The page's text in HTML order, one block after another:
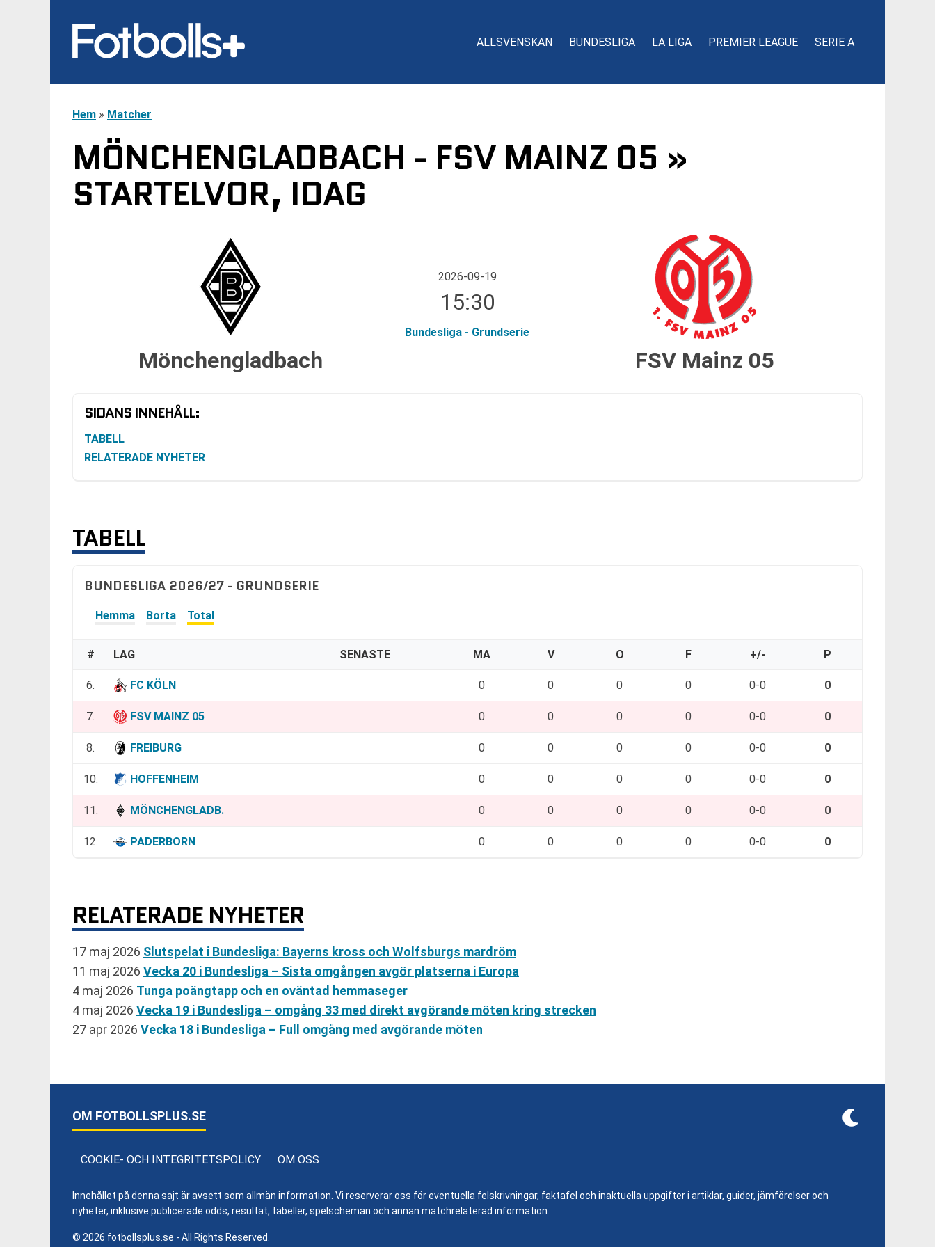
ALLSVENSKAN BUNDESLIGA LA LIGA PREMIER LEAGUE SERIE A
Hem » Matcher
MÖNCHENGLADBACH - FSV MAINZ 05 »
STARTELVOR, IDAG
Mönchengladbach
2026-09-19
15:30
Bundesliga - Grundserie
FSV Mainz 05
SIDANS INNEHÅLL:
TABELL
RELATERADE NYHETER
TABELL
BUNDESLIGA 2026/27 - GRUNDSERIE
Hemma Borta Total
# LAG SENASTE MA V O F +/- P
6. FC KÖLN 0 0 0 0 0-0 0
7. FSV MAINZ 05 0 0 0 0 0-0 0
8. FREIBURG 0 0 0 0 0-0 0
10. HOFFENHEIM 0 0 0 0 0-0 0
11. MÖNCHENGLADB. 0 0 0 0 0-0 0
12. PADERBORN 0 0 0 0 0-0 0
RELATERADE NYHETER
17 maj 2026 Slutspelat i Bundesliga: Bayerns kross och Wolfsburgs mardröm
11 maj 2026 Vecka 20 i Bundesliga – Sista omgången avgör platserna i Europa
4 maj 2026 Tunga poängtapp och en oväntad hemmaseger
4 maj 2026 Vecka 19 i Bundesliga – omgång 33 med direkt avgörande möten kring strecken
27 apr 2026 Vecka 18 i Bundesliga – Full omgång med avgörande möten
OM FOTBOLLSPLUS.SE
COOKIE- OCH INTEGRITETSPOLICY OM OSS
Innehållet på denna sajt är avsett som allmän information. Vi reserverar oss för eventuella felskrivningar, faktafel och inaktuella uppgifter i artiklar, guider, jämförelser och
nyheter, inklusive publicerade odds, resultat, tabeller, spelscheman och annan matchrelaterad information.
© 2026 fotbollsplus.se - All Rights Reserved.